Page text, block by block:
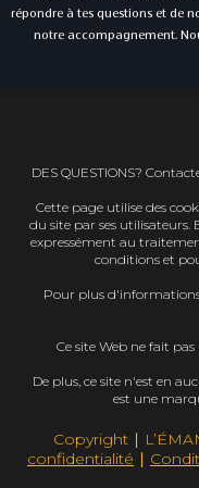
répondre à tes questions et de
notre accompagnement.
DES QUESTIONS?
Cette page utilise des
du site par ses utilisateurs.
expressément au
conditions et
Pour plus
Ce site Web ne fait
De plus, ce site n'est en
est une
Copyright ∣
confidentialité ∣